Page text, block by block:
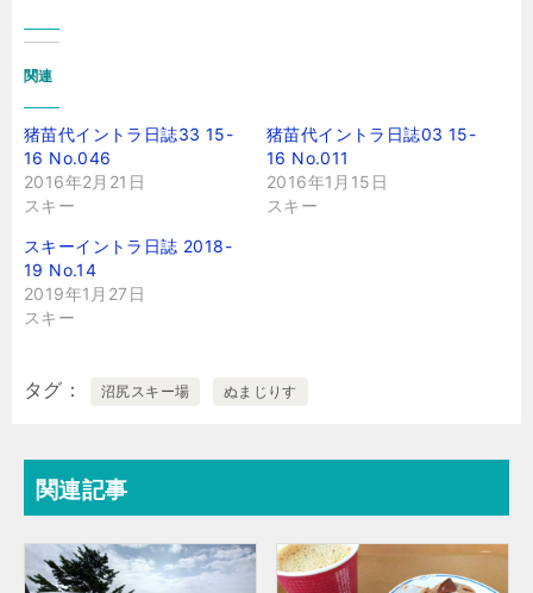
関連
猪苗代イントラ日誌33 15-
16 No.046
2016年2月21日
スキー
猪苗代イントラ日誌03 15-
16 No.011
2016年1月15日
スキー
スキーイントラ日誌 2018-
19 No.14
2019年1月27日
スキー
タグ 沼尻スキー場 ぬまじりす
関連記事